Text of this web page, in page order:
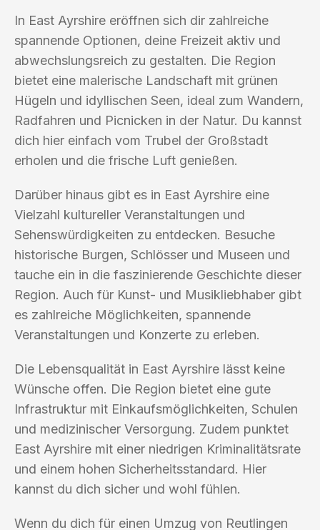
In East Ayrshire eröffnen sich dir zahlreiche
spannende Optionen, deine Freizeit aktiv und
abwechslungsreich zu gestalten. Die Region
bietet eine malerische Landschaft mit grünen
Hügeln und idyllischen Seen, ideal zum Wandern,
Radfahren und Picnicken in der Natur. Du kannst
dich hier einfach vom Trubel der Großstadt
erholen und die frische Luft genießen.
Darüber hinaus gibt es in East Ayrshire eine
Vielzahl kultureller Veranstaltungen und
Sehenswürdigkeiten zu entdecken. Besuche
historische Burgen, Schlösser und Museen und
tauche ein in die faszinierende Geschichte dieser
Region. Auch für Kunst- und Musikliebhaber gibt
es zahlreiche Möglichkeiten, spannende
Veranstaltungen und Konzerte zu erleben.
Die Lebensqualität in East Ayrshire lässt keine
Wünsche offen. Die Region bietet eine gute
Infrastruktur mit Einkaufsmöglichkeiten, Schulen
und medizinischer Versorgung. Zudem punktet
East Ayrshire mit einer niedrigen Kriminalitätsrate
und einem hohen Sicherheitsstandard. Hier
kannst du dich sicher und wohl fühlen.
Wenn du dich für einen Umzug von Reutlingen